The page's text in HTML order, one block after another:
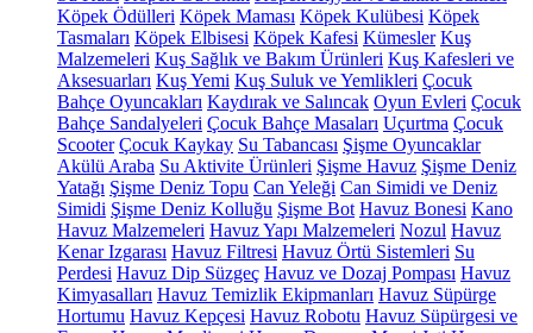
Köpek Ödülleri Köpek Maması Köpek Kulübesi Köpek
Tasmaları Köpek Elbisesi Köpek Kafesi Kümesler Kuş
Malzemeleri Kuş Sağlık ve Bakım Ürünleri Kuş Kafesleri ve
Aksesuarları Kuş Yemi Kuş Suluk ve Yemlikleri Çocuk
Bahçe Oyuncakları Kaydırak ve Salıncak Oyun Evleri Çocuk
Bahçe Sandalyeleri Çocuk Bahçe Masaları Uçurtma Çocuk
Scooter Çocuk Kaykay Su Tabancası Şişme Oyuncaklar
Akülü Araba Su Aktivite Ürünleri Şişme Havuz Şişme Deniz
Yatağı Şişme Deniz Topu Can Yeleği Can Simidi ve Deniz
Simidi Şişme Deniz Kolluğu Şişme Bot Havuz Bonesi Kano
Havuz Malzemeleri Havuz Yapı Malzemeleri Nozul Havuz
Kenar Izgarası Havuz Filtresi Havuz Örtü Sistemleri Su
Perdesi Havuz Dip Süzgeç Havuz ve Dozaj Pompası Havuz
Kimyasalları Havuz Temizlik Ekipmanları Havuz Süpürge
Hortumu Havuz Kepçesi Havuz Robotu Havuz Süpürgesi ve